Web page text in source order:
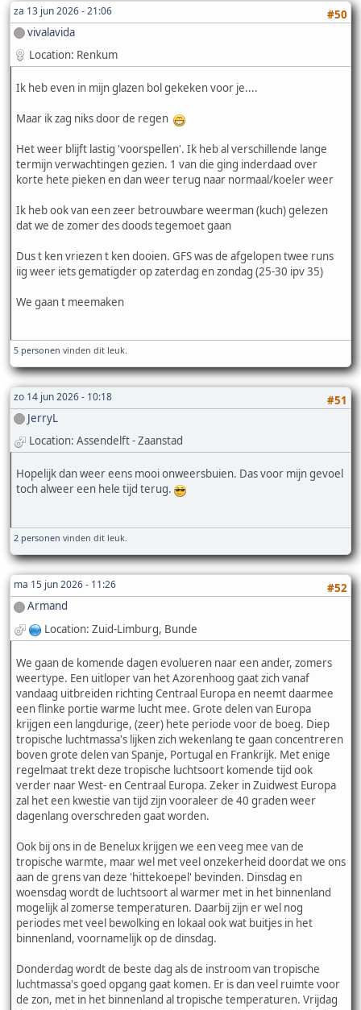
za 13 jun 2026 - 21:06
#50
vivalavida
Location: Renkum
Ik heb even in mijn glazen bol gekeken voor je....
Maar ik zag niks door de regen
Het weer blijft lastig 'voorspellen'. Ik heb al verschillende lange
termijn verwachtingen gezien. 1 van die ging inderdaad over
korte hete pieken en dan weer terug naar normaal/koeler weer
Ik heb ook van een zeer betrouwbare weerman (kuch) gelezen
dat we de zomer des doods tegemoet gaan
Dus t ken vriezen t ken dooien. GFS was de afgelopen twee runs
iig weer iets gematigder op zaterdag en zondag (25-30 ipv 35)
We gaan t meemaken
5 personen vinden dit leuk.
zo 14 jun 2026 - 10:18
#51
JerryL
Location: Assendelft - Zaanstad
Hopelijk dan weer eens mooi onweersbuien. Das voor mijn gevoel
toch alweer een hele tijd terug.
2 personen vinden dit leuk.
ma 15 jun 2026 - 11:26
#52
Armand
Location: Zuid-Limburg, Bunde
We gaan de komende dagen evolueren naar een ander, zomers
weertype. Een uitloper van het Azorenhoog gaat zich vanaf
vandaag uitbreiden richting Centraal Europa en neemt daarmee
een flinke portie warme lucht mee. Grote delen van Europa
krijgen een langdurige, (zeer) hete periode voor de boeg. Diep
tropische luchtmassa's lijken zich wekenlang te gaan concentreren
boven grote delen van Spanje, Portugal en Frankrijk. Met enige
regelmaat trekt deze tropische luchtsoort komende tijd ook
verder naar West- en Centraal Europa. Zeker in Zuidwest Europa
zal het een kwestie van tijd zijn vooraleer de 40 graden weer
dagenlang overschreden gaat worden.
Ook bij ons in de Benelux krijgen we een veeg mee van de
tropische warmte, maar wel met veel onzekerheid doordat we ons
aan de grens van deze 'hittekoepel' bevinden. Dinsdag en
woensdag wordt de luchtsoort al warmer met in het binnenland
mogelijk al zomerse temperaturen. Daarbij zijn er wel nog
periodes met veel bewolking en lokaal ook wat buitjes in het
binnenland, voornamelijk op de dinsdag.
Donderdag wordt de beste dag als de instroom van tropische
luchtmassa's goed opgang gaat komen. Er is dan veel ruimte voor
de zon, met in het binnenland al tropische temperaturen. Vrijdag